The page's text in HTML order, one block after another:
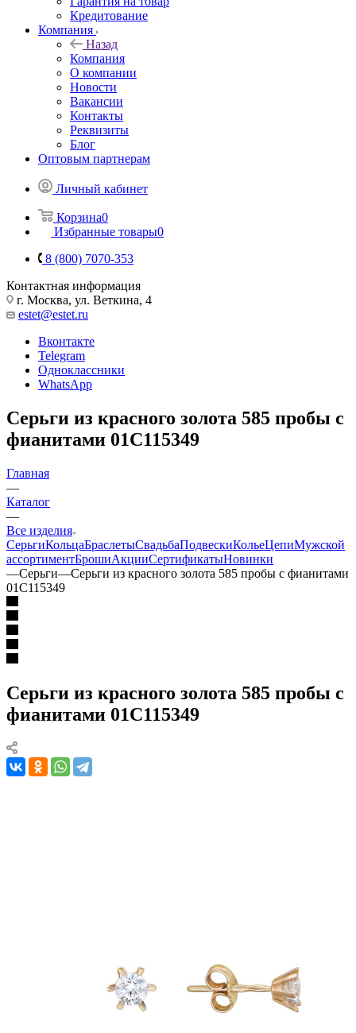
Кредитование
Компания
Назад
Компания
О компании
Новости
Вакансии
Контакты
Реквизиты
Блог
Оптовым партнерам
Личный кабинет
Корзина0
Избранные товары0
8 (800) 7070-353
Контактная информация
г. Москва, ул. Веткина, 4
estet@estet.ru
Вконтакте
Telegram
Одноклассники
WhatsApp
Серьги из красного золота 585 пробы с
фианитами 01С115349
Главная
—
Каталог
—
Все изделия
СерьгиКольцаБраслетыСвадьбаПодвескиКольеЦепиМужской
ассортиментБрошиАкцииСертификатыНовинки
—Серьги—Серьги из красного золота 585 пробы с фианитами
01С115349
Серьги из красного золота 585 пробы с
фианитами 01С115349